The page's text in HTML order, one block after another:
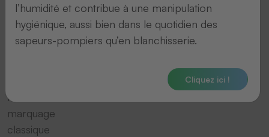
Nous
voulons
vous
notre
marquage
classique
l’humidité et contribue à une manipulation
hygiénique, aussi bien dans le quotidien des
sapeurs-pompiers qu’en blanchisserie.
Cliquez ici !